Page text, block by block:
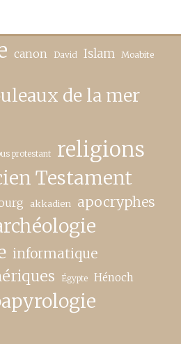
canon David Islam Moabite
de la mer
protestant religions
Testament
akkadien apocryphes
informatique
Égypte Hénoch